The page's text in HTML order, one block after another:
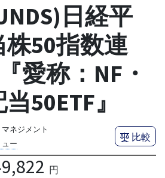
日経平
50指数連
愛称：NF・
50ETF』
ネジメント
ー
比較
円